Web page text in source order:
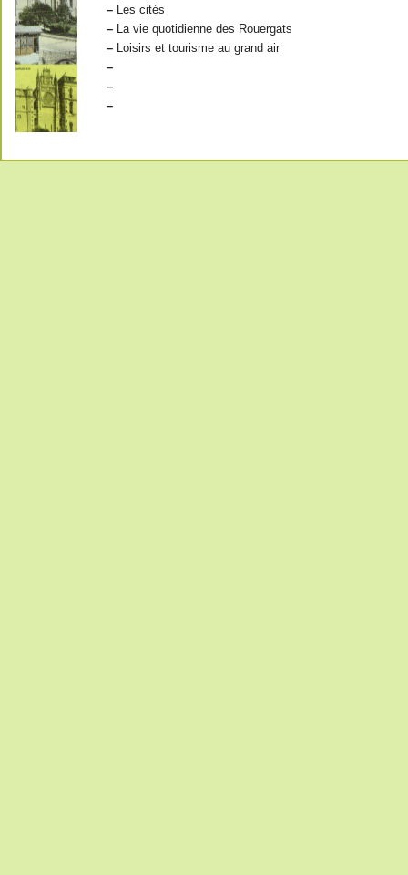
– Les cités
– La vie quotidienne des Rouergats
– Loisirs et tourisme au grand air
–
–
–